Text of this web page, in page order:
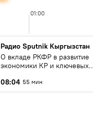
01:00
Радио Sputnik Кыргызстан
О вкладе РКФР в развитие
экономики КР и ключевых
08:04 55 мин